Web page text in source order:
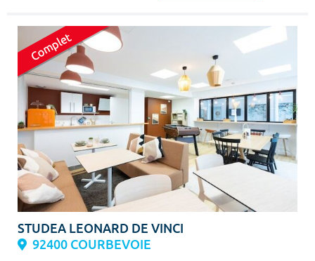
STUDEA LEONARD DE VINCI
92400 COURBEVOIE